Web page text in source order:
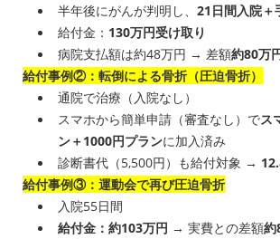
半年後にがんが判明し、21日間入院＋
給付金： 130万円受け取り
病院支払額は約48万円 → 差額約80万
給付事例②：転倒による骨折（圧迫骨折）
通院で治療（入院なし）
スマホから簡単申請（審査なし）でス
ン＋1000円プランに加入済み
診断書代（5,500円）も給付対象 →
給付事例③：運動会で再び圧迫骨折
入院55日間
給付金：約103万円 → 実費との差額約